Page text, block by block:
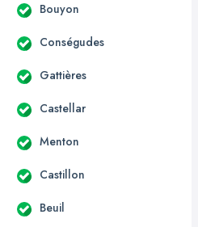
Bouyon
Conségudes
Gattières
Castellar
Menton
Castillon
Beuil